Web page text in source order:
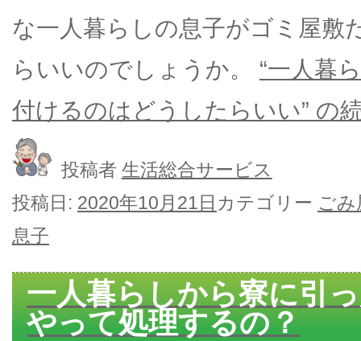
な一人暮らしの息子がゴミ屋敷
らいいのでしょうか。 “一人暮
付けるのはどうしたらいい” の
投稿者 生活総合サービス
投稿日: 2020年10月21日 カテゴリー ごみ
息子
一人暮らしから寮に引
やって処理するの？